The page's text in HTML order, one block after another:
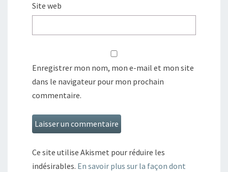
Site web
Enregistrer mon nom, mon e-mail et mon site
dans le navigateur pour mon prochain
commentaire.
Ce site utilise Akismet pour réduire les
indésirables. En savoir plus sur la façon dont